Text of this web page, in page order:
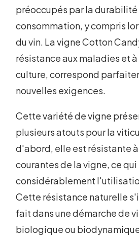
préoccupés par la durabilité
consommation, y compris
du vin. La vigne Cotton
résistance aux maladies et
culture, correspond
nouvelles exigences.
Cette variété de vigne
plusieurs atouts pour la
d'abord, elle est résistante
courantes de la vigne, ce
considérablement
Cette résistance naturelle
fait dans une démarche de
biologique ou